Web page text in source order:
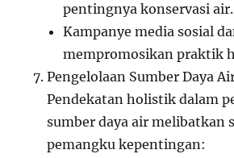
pentingnya konservasi air.
Kampanye media sosial
mempromosikan praktik
Pengelolaan Sumber Daya
Pendekatan holistik dalam
sumber daya air melibatkan
pemangku kepentingan: